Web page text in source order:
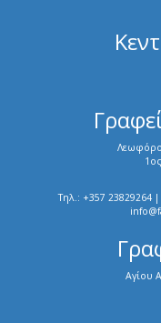
Τηλ.: +357 23829264
Αγίου